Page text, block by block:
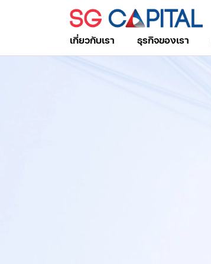
เกี่ยวกับเรา ธุรกิจของเรา